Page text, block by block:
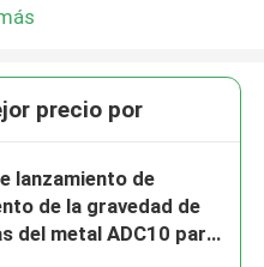
precio por
lanzamiento de
de la gravedad de
del metal ADC10 para